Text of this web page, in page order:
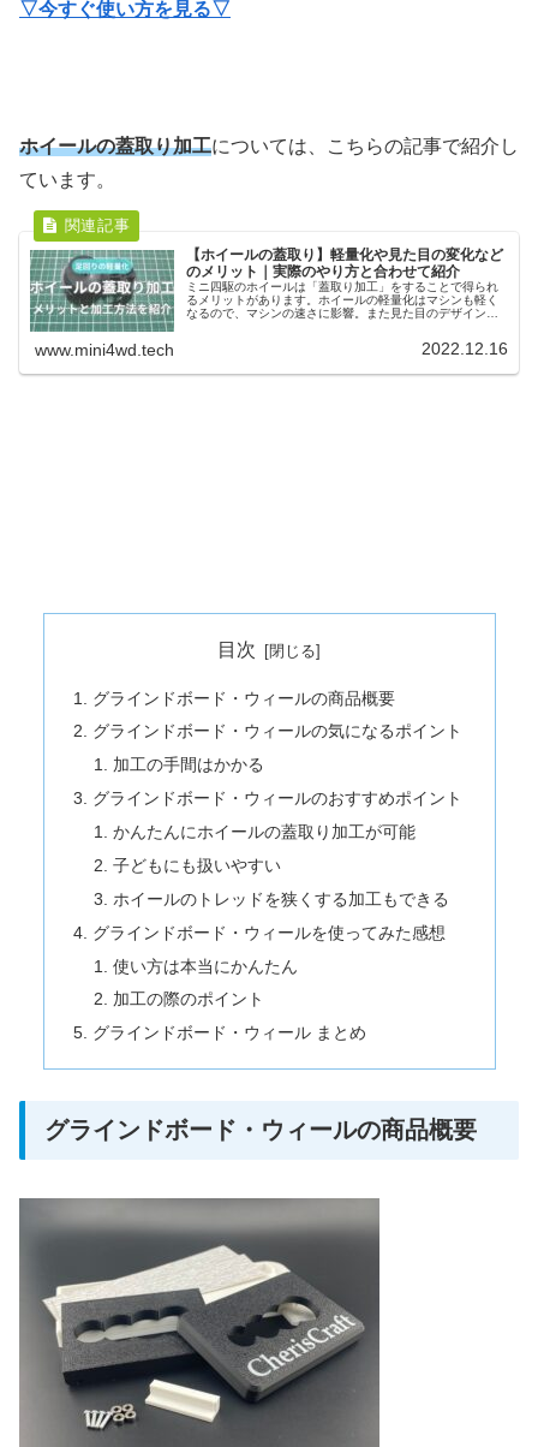
▽今すぐ使い方を見る▽
ホイールの蓋取り加工については、こちらの記事で紹介し
ています。
【ホイールの蓋取り】軽量化や見た目の変化など
のメリット｜実際のやり方と合わせて紹介
ミニ四駆のホイールは「蓋取り加工」をすることで得られ
るメリットがあります。ホイールの軽量化はマシンも軽く
なるので、マシンの速さに影響。また見た目のデザインを
れます。加工も簡単なのでおすすめの改造です。
www.mini4wd.tech 2022.12.16
目次
グラインドボード・ウィールの商品概要
グラインドボード・ウィールの気になるポイント
加工の手間はかかる
グラインドボード・ウィールのおすすめポイント
かんたんにホイールの蓋取り加工が可能
子どもにも扱いやすい
ホイールのトレッドを狭くする加工もできる
グラインドボード・ウィールを使ってみた感想
使い方は本当にかんたん
加工の際のポイント
グラインドボード・ウィール まとめ
グラインドボード・ウィールの商品概要